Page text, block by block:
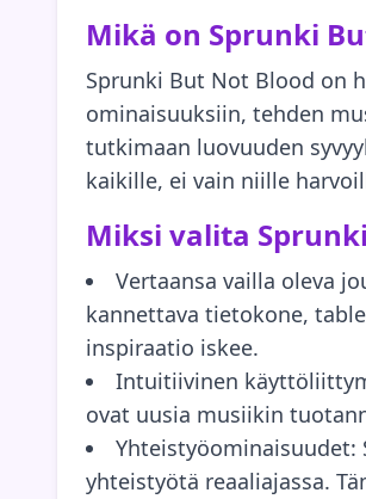
Mikä on Sprunki
Sprunki But Not Blood on
ominaisuuksiin, tehden
tutkimaan luovuuden
kaikille, ei vain niille
Miksi valita
Vertaansa vailla oleva
kannettava tietokone,
inspiraatio iskee.
Intuitiivinen
ovat uusia musiikin
Yhteistyöominaisuudet:
yhteistyötä reaaliajassa.